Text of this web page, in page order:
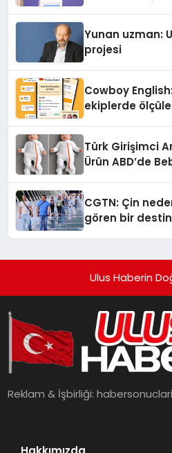
Yunan uzman:
projesi
Cowboy
ekiplerde
Türk Girişimci
Ürün ABD’de
CGTN: Çin
gören bir
Ulus Haberin
Reklam & İşbirliği: